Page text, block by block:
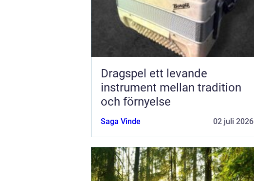
Dragspel ett levande
instrument mellan tradition
och förnyelse
Saga Vinde 02 juli 2026